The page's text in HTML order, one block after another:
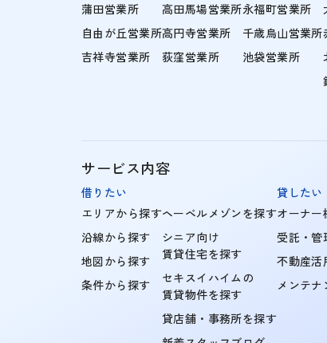
蒲田営業所
自由が丘営業所
吉祥寺営業所
高田馬場営業所
高円寺営業所
荻窪営業所
永福町営業所
千歳烏山営業所
池袋営業所
サービス内容
借りたい
エリアから探す
沿線から探す
地図から探す
条件から探す
ヘーベルメゾンを探す
シニア向け
賃貸住宅を探す
セキスイハイムの
賃貸物件を探す
貸店舗・事務所を探す
貸したい
オーナー
受託・管
不動産活
メンテナ